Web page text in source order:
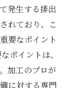
発生する排出
れており、こ
要なポイント
ポイントは、
加工のプロが
に対する専門